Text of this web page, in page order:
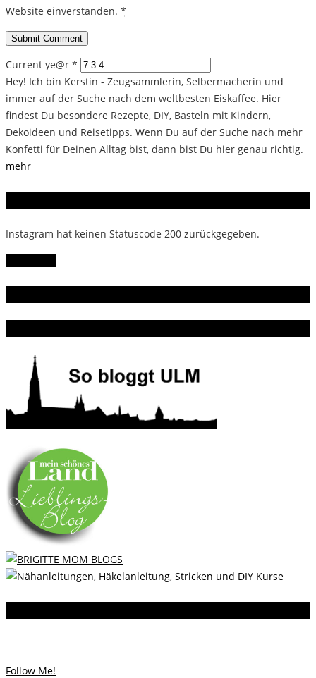
Website einverstanden. *
Current ye@r *
Hey! Ich bin Kerstin - Zeugsammlerin, Selbermacherin und
immer auf der Suche nach dem weltbesten Eiskaffee. Hier
findest Du besondere Rezepte, DIY, Basteln mit Kindern,
Dekoideen und Reisetipps. Wenn Du auf der Suche nach mehr
Konfetti für Deinen Alltag bist, dann bist Du hier genau richtig.
mehr
Instagram hat keinen Statuscode 200 zurückgegeben.
Follow Me!